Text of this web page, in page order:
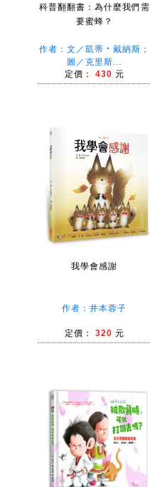
科普翻翻書：為什麼我們需
要蜜蜂？
作者：文／凱蒂‧戴納斯；
圖／克里斯...
定價： 430 元
我學會感謝
作者：井本蓉子
定價： 320 元